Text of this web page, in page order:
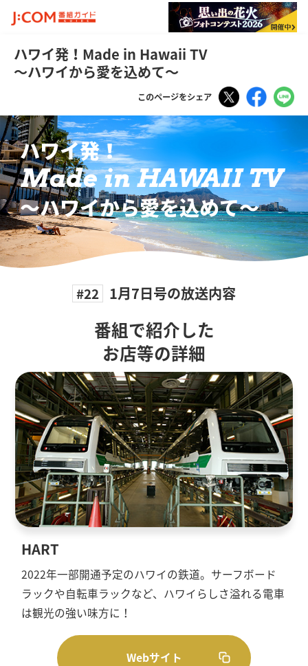
ハワイ発！Made in Hawaii TV
～ハワイから愛を込めて～
このページをシェア Tweet
ハワイ発！
Made in HAWAII TV
〜ハワイから愛を込めて〜
#22 1月7日号の放送内容
番組で紹介した
お店等の詳細
HART
2022年一部開通予定のハワイの鉄道。サーフボード
ラックや自転車ラックなど、ハワイらしさ溢れる電車
は観光の強い味方に！
Webサイト